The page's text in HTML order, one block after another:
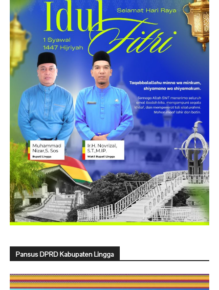
Pansus DPRD Kabupaten Lingga